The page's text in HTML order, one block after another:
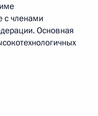
с членами
Основная